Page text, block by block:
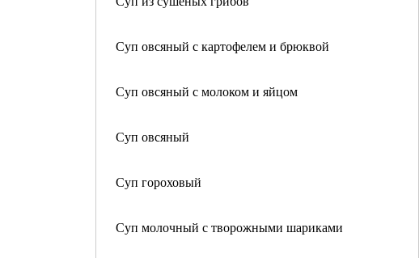
Суп овсяный с картофелем и брюквой
Суп овсяный с молоком и яйцом
Суп овсяный
Суп гороховый
Суп молочный с творожными шариками